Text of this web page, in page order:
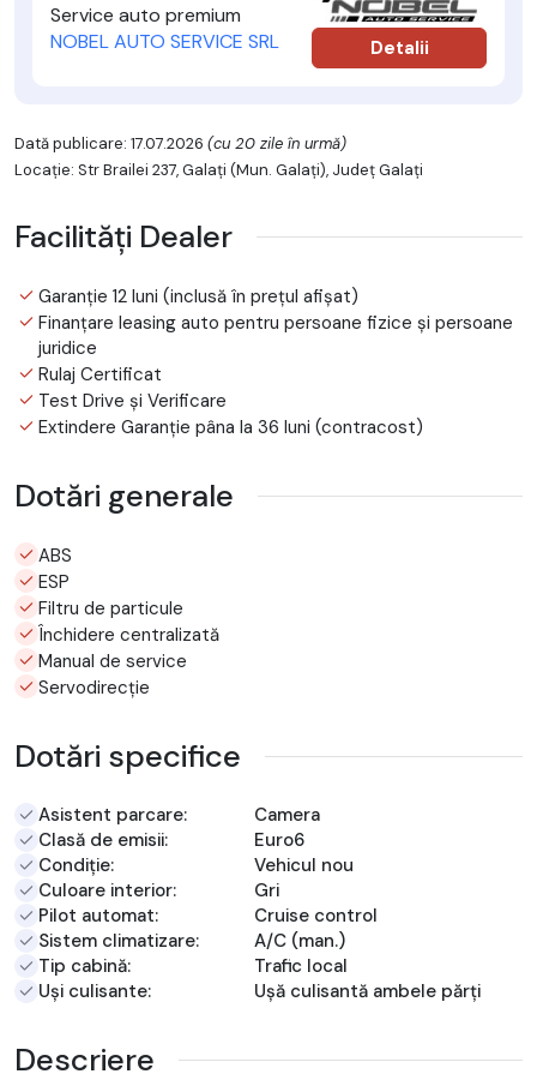
Service auto premium
NOBEL AUTO SERVICE SRL
Detalii
Dată publicare: 17.07.2026 (cu 20 zile în urmă)
Locație: Str Brailei 237, Galaţi (Mun. Galaţi), Județ Galaţi
Facilități Dealer
Garanție 12 luni (inclusă în prețul afișat)
Finanțare leasing auto pentru persoane fizice și persoane
juridice
Rulaj Certificat
Test Drive și Verificare
Extindere Garanție pâna la 36 luni (contracost)
Dotări generale
ABS
ESP
Filtru de particule
Închidere centralizată
Manual de service
Servodirecție
Dotări specifice
Asistent parcare:
Camera
Clasă de emisii:
Euro6
Condiție:
Vehicul nou
Culoare interior:
Gri
Pilot automat:
Cruise control
Sistem climatizare:
A/C (man.)
Tip cabină:
Trafic local
Uși culisante:
Ușă culisantă ambele părți
Descriere